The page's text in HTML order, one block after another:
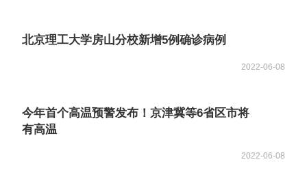
北京理工大学房山分校新增5例确诊病例
2022-06-08
今年首个高温预警发布！京津冀等6省区市将
有高温
2022-06-08